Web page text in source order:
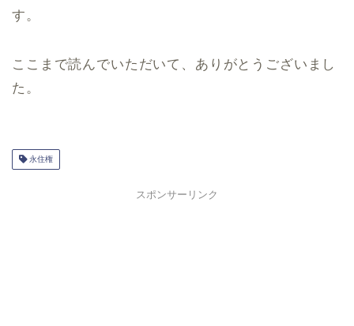
す。
ここまで読んでいただいて、ありがとうございまし
た。
永住権
スポンサーリンク